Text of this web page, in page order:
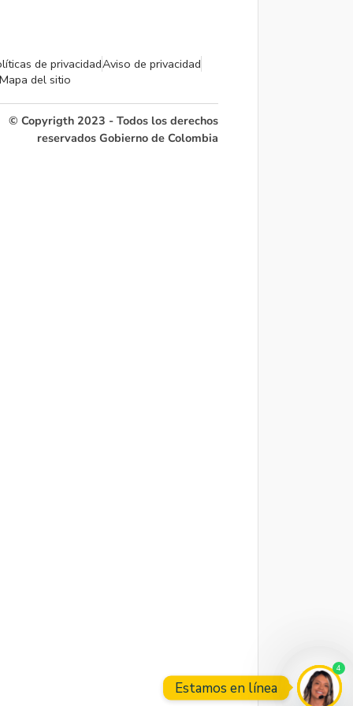
de privacidadAviso de privacidad
Mapa del sitio
© Copyrigth 2023 - Todos los derechos
reservados Gobierno de Colombia
Estamos en línea
4